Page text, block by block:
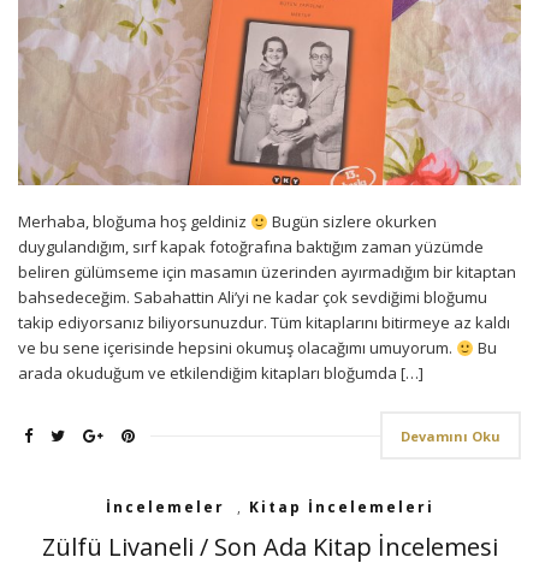
Merhaba, bloğuma hoş geldiniz
Bugün sizlere okurken
duygulandığım, sırf kapak fotoğrafına baktığım zaman yüzümde
beliren gülümseme için masamın üzerinden ayırmadığım bir kitaptan
bahsedeceğim. Sabahattin Ali’yi ne kadar çok sevdiğimi bloğumu
takip ediyorsanız biliyorsunuzdur. Tüm kitaplarını bitirmeye az kaldı
ve bu sene içerisinde hepsini okumuş olacağımı umuyorum.
Bu
arada okuduğum ve etkilendiğim kitapları bloğumda […]
Devamını Oku
İncelemeler , Kitap İncelemeleri
Zülfü Livaneli / Son Ada Kitap İncelemesi